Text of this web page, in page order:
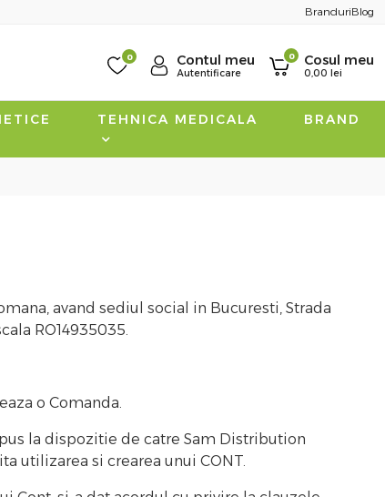
BranduriBlog
0 Contul meu
Autentificare
0 Cosul meu
0,00 lei
TEHNICA MEDICALA BRAND
avand sediul social in Bucuresti, Strada
RO14935035.
o Comanda.
la dispozitie de catre Sam Distribution
utilizarea si crearea unui CONT.